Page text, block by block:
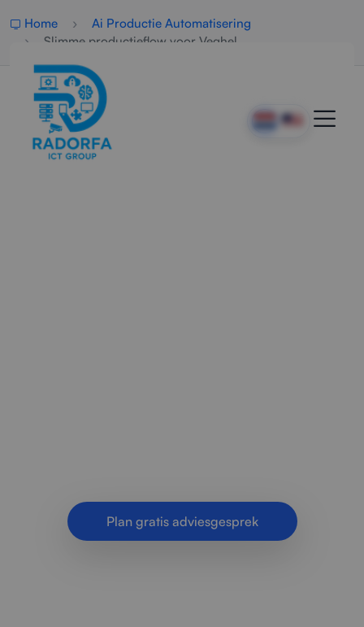
Home
Ai Productie Automatisering
Slimme productieflow voor Veghel
Plan gratis adviesgesprek